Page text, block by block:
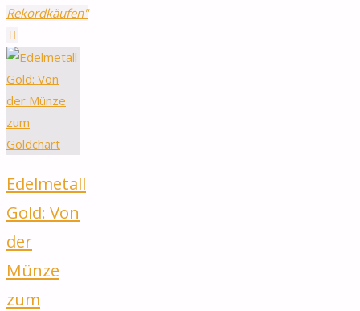
Rekordkäufen"
Edelmetall
Gold: Von
der
Münze
zum